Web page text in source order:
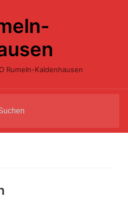
Rumeln-Kaldenhausen